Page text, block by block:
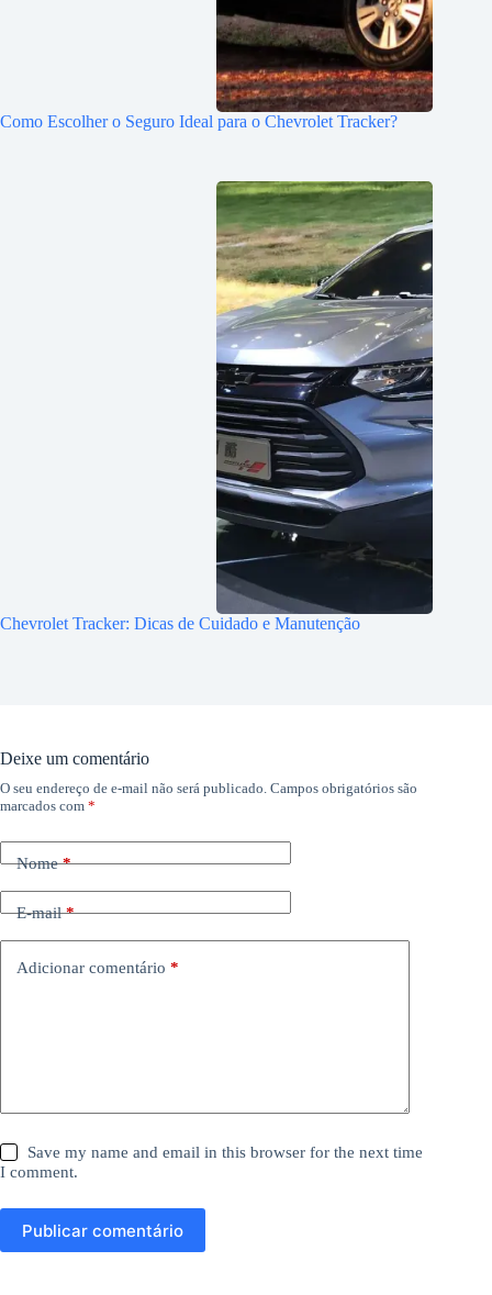
Como Escolher o Seguro Ideal para o Chevrolet Tracker?
Chevrolet Tracker: Dicas de Cuidado e Manutenção
Deixe um comentário
O seu endereço de e-mail não será publicado. Campos obrigatórios são
marcados com *
Nome*
E-mail*
Adicionar comentário *
Save my name and email in this browser for the next time
I comment.
Publicar comentário